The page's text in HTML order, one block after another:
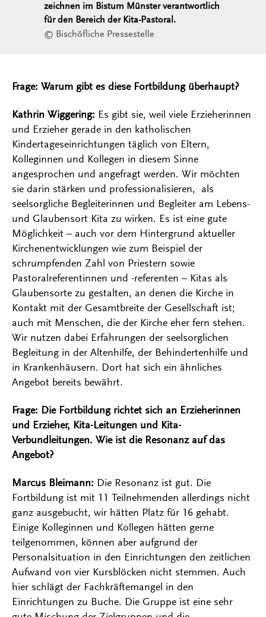
zeichnen im Bistum Münster verantwortlich
für den Bereich der Kita-Pastoral.
© Bischöfliche Pressestelle
Frage: Warum gibt es diese Fortbildung überhaupt?
Kathrin Wiggering: Es gibt sie, weil viele Erzieherinnen
und Erzieher gerade in den katholischen
Kindertageseinrichtungen täglich von Eltern,
Kolleginnen und Kollegen in diesem Sinne
angesprochen und angefragt werden. Wir möchten
sie darin stärken und professionalisieren, als
seelsorgliche Begleiterinnen und Begleiter am Lebens-
und Glaubensort Kita zu wirken. Es ist eine gute
Möglichkeit – auch vor dem Hintergrund aktueller
Kirchenentwicklungen wie zum Beispiel der
schrumpfenden Zahl von Priestern sowie
Pastoralreferentinnen und -referenten – Kitas als
Glaubensorte zu gestalten, an denen die Kirche in
Kontakt mit der Gesamtbreite der Gesellschaft ist;
auch mit Menschen, die der Kirche eher fern stehen.
Wir nutzen dabei Erfahrungen der seelsorglichen
Begleitung in der Altenhilfe, der Behindertenhilfe und
in Krankenhäusern. Dort hat sich ein ähnliches
Angebot bereits bewährt.
Frage: Die Fortbildung richtet sich an Erzieherinnen
und Erzieher, Kita-Leitungen und Kita-
Verbundleitungen. Wie ist die Resonanz auf das
Angebot?
Marcus Bleimann: Die Resonanz ist gut. Die
Fortbildung ist mit 11 Teilnehmenden allerdings nicht
ganz ausgebucht, wir hätten Platz für 16 gehabt.
Einige Kolleginnen und Kollegen hätten gerne
teilgenommen, können aber aufgrund der
Personalsituation in den Einrichtungen den zeitlichen
Aufwand von vier Kursblöcken nicht stemmen. Auch
hier schlägt der Fachkräftemangel in den
Einrichtungen zu Buche. Die Gruppe ist eine sehr